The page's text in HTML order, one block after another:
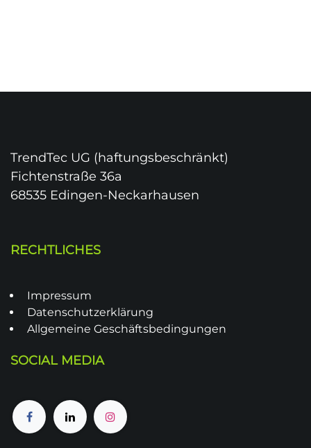
TrendTec UG (haftungsbeschränkt)
Fichtenstraße 36a
68535 Edingen-Neckarhausen
RECHTLICHES
Impressum
Datenschutzerklärung
Allgemeine Geschäftsbedingungen
SOCIAL MEDIA